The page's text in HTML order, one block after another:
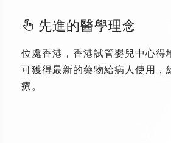
先進的醫學理念
位處香港，香港試管嬰兒中心得
可獲得最新的藥物給病人使用，
療。